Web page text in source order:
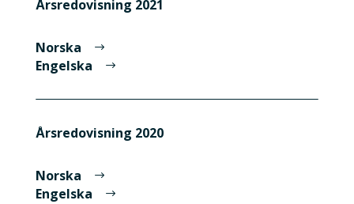
Årsredovisning 2021
Norska
Engelska
Årsredovisning 2020
Norska
Engelska